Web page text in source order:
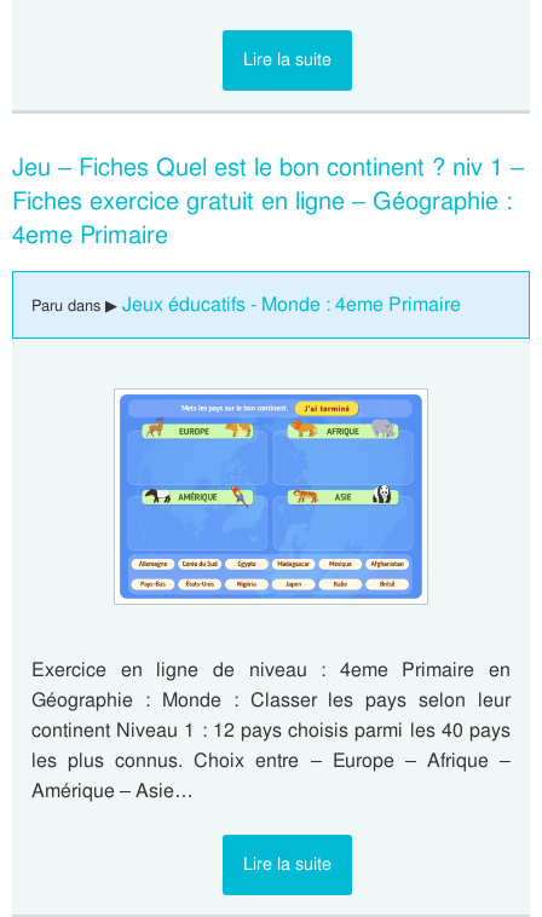
Lire la suite
Jeu – Fiches Quel est le bon continent ? niv 1 –
Fiches exercice gratuit en ligne – Géographie :
4eme Primaire
Paru dans ▶ Jeux éducatifs - Monde : 4eme Primaire
Exercice en ligne de niveau : 4eme Primaire en
Géographie : Monde : Classer les pays selon leur
continent Niveau 1 : 12 pays choisis parmi les 40 pays
les plus connus. Choix entre – Europe – Afrique –
Amérique – Asie…
Lire la suite